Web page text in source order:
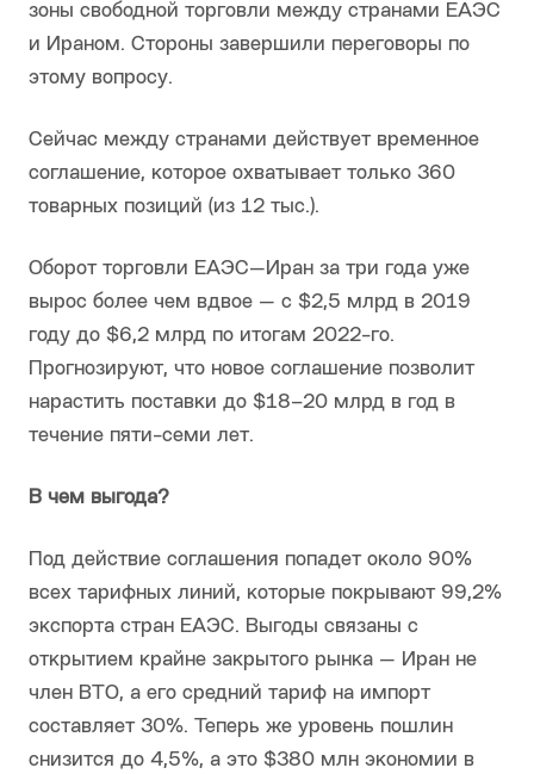
зоны свободной торговли между странами ЕАЭС
и Ираном. Стороны завершили переговоры по
этому вопросу.
Сейчас между странами действует временное
соглашение, которое охватывает только 360
товарных позиций (из 12 тыс.).
Оборот торговли ЕАЭС—Иран за три года уже
вырос более чем вдвое — с $2,5 млрд в 2019
году до $6,2 млрд по итогам 2022-го.
Прогнозируют, что новое соглашение позволит
нарастить поставки до $18–20 млрд в год в
течение пяти-семи лет.
В чем выгода?
Под действие соглашения попадет около 90%
всех тарифных линий, которые покрывают 99,2%
экспорта стран ЕАЭС. Выгоды связаны с
открытием крайне закрытого рынка — Иран не
член ВТО, а его средний тариф на импорт
составляет 30%. Теперь же уровень пошлин
снизится до 4,5%, а это $380 млн экономии в